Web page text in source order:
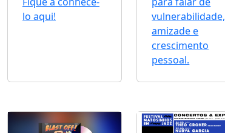
lo aqui!
vulnerabilidade,
amizade e
crescimento
pessoal.